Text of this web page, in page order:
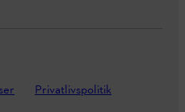
Privatlivspolitik